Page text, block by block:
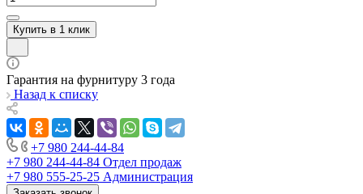
Купить в 1 клик
Гарантия на фурнитуру 3 года
Назад к списку
+7 980 244-44-84
+7 980 244-44-84 Отдел продаж
+7 980 555-25-25 Администрация